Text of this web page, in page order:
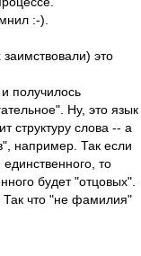
:-).
это
получилось
Ну, это язык
структуру слова -- а
например. Так если
то
будет "отцовых".
Так что "не фамилия"